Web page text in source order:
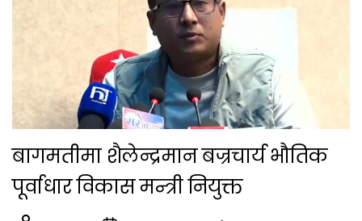
बागमतीमा शैलेन्द्रमान बज्रचार्य भौतिक
पूर्वाधार विकास मन्त्री नियुक्त